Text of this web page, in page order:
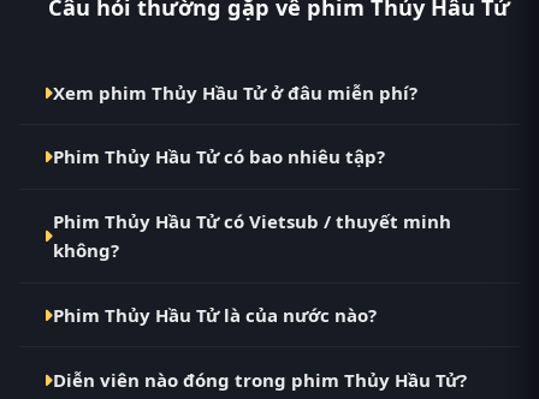
Câu hỏi thường gặp về phim Thủy Hầu Tử
Xem phim Thủy Hầu Tử ở đâu miễn phí?
phí tại RoPhim (phimvn2y.com) — không quảng cáo,
PhimMoi, MotPhim, MotChill, GhienPhim,
ThungPhim, Phim VN2, BiluTV, TVHay.
Phim Thủy Hầu Tử có bao nhiêu tập?
RoPhim, các tập mới được cập nhật liên tục mỗi 10
phút khi nguồn có nội dung mới.
Phim Thủy Hầu Tử có Vietsub / thuyết minh
không?
chất lượng HD. Bạn có thể chuyển giữa các bản Phụ
Phim Thủy Hầu Tử là của nước nào?
RoPhim phimvn2y.com.
Diễn viên nào đóng trong phim Thủy Hầu Tử?